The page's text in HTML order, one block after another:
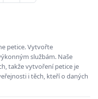
petice. Vytvořte
službám. Naše
takže vytvoření petice je
i těch, kteří o daných